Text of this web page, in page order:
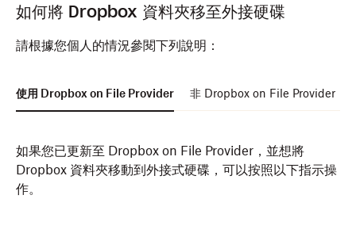
重要事項：
根據外部硬碟的大小與速度，加密作業可能需要
細資訊。
開啟Finder。
如何將 Dropbox 資料夾移至外接硬碟
請根據您個人的情況參閱下列說明：
使用 Dropbox on File Provider 非 Dropbox on File Provider
如果您已更新至 Dropbox on File Provider，並想將
Dropbox 資料夾移動到外接式硬碟，可以按照以下指示操
作。